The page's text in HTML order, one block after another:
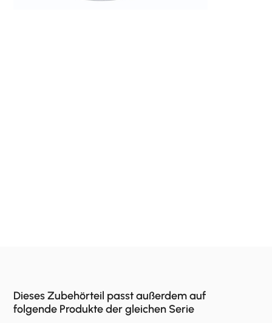
Dieses Zubehörteil passt außerdem auf
folgende Produkte der gleichen Serie